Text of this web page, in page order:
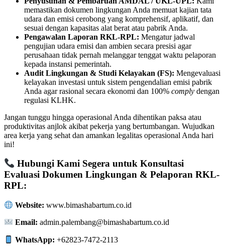
memastikan dokumen lingkungan Anda memuat kajian tata
udara dan emisi cerobong yang komprehensif, aplikatif, dan
sesuai dengan kapasitas alat berat atau pabrik Anda.
Pengawalan Laporan RKL-RPL: Mengatur jadwal
pengujian udara emisi dan ambien secara presisi agar
perusahaan tidak pernah melanggar tenggat waktu pelaporan
kepada instansi pemerintah.
Audit Lingkungan & Studi Kelayakan (FS): Mengevaluasi
kelayakan investasi untuk sistem pengendalian emisi pabrik
Anda agar rasional secara ekonomi dan 100% comply dengan
regulasi KLHK.
Jangan tunggu hingga operasional Anda dihentikan paksa atau
produktivitas anjlok akibat pekerja yang bertumbangan. Wujudkan
area kerja yang sehat dan amankan legalitas operasional Anda hari
ini!
Hubungi Kami Segera untuk Konsultasi
Evaluasi Dokumen Lingkungan & Pelaporan RKL-
RPL:
Website: www.bimashabartum.co.id
Email: admin.palembang@bimashabartum.co.id
WhatsApp: +62823-7472-2113